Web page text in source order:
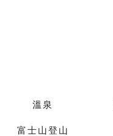
溫泉
富士山登山